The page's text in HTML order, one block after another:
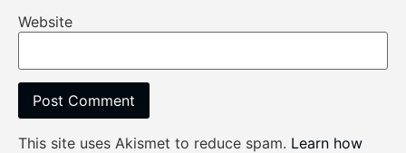
Website
This site uses Akismet to reduce spam. Learn how